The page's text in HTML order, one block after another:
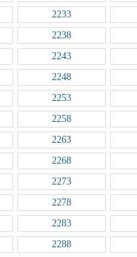
2233
2238
2243
2248
2253
2258
2263
2268
2273
2278
2283
2288